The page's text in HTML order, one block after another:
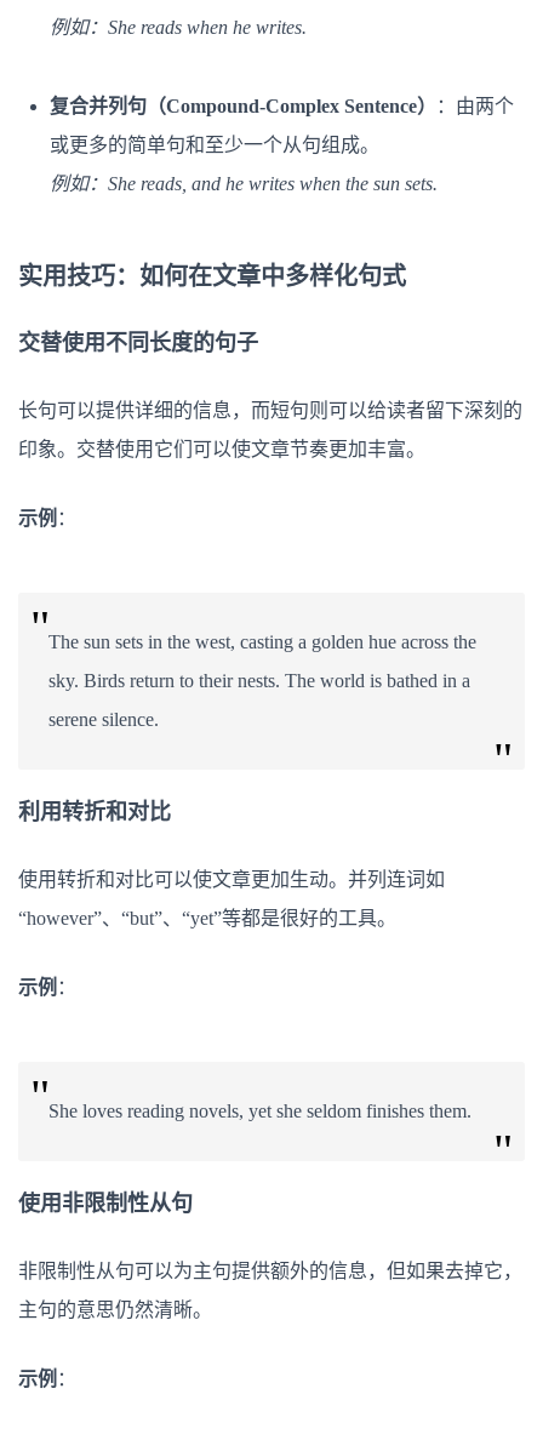
例如：She reads when he writes.
复合并列句（Compound-Complex Sentence）
：由两个
或更多的简单句和至少一个从句组成。
例如：She reads, and he writes when the sun sets.
实用技巧：如何在文章中多样化句式
交替使用不同长度的句子
长句可以提供详细的信息，而短句则可以给读者留下深刻的
印象。交替使用它们可以使文章节奏更加丰富。
示例 ：
The sun sets in the west, casting a golden hue across the
sky. Birds return to their nests. The world is bathed in a
serene silence.
利用转折和对比
使用转折和对比可以使文章更加生动。并列连词如
“however”、“but”、“yet”等都是很好的工具。
示例 ：
She loves reading novels, yet she seldom finishes them.
使用非限制性从句
非限制性从句可以为主句提供额外的信息，但如果去掉它，
主句的意思仍然清晰。
示例 ：